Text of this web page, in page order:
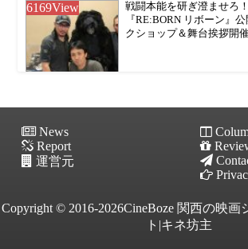
6169View
戦闘本能を研ぎ澄ませろ
『RE:BORN リボーン』
クショップ＆舞台挨拶開催
News
Report
運営元
Copyright © 2016-2026CineBoze 関西の映画
ト|キネ坊主